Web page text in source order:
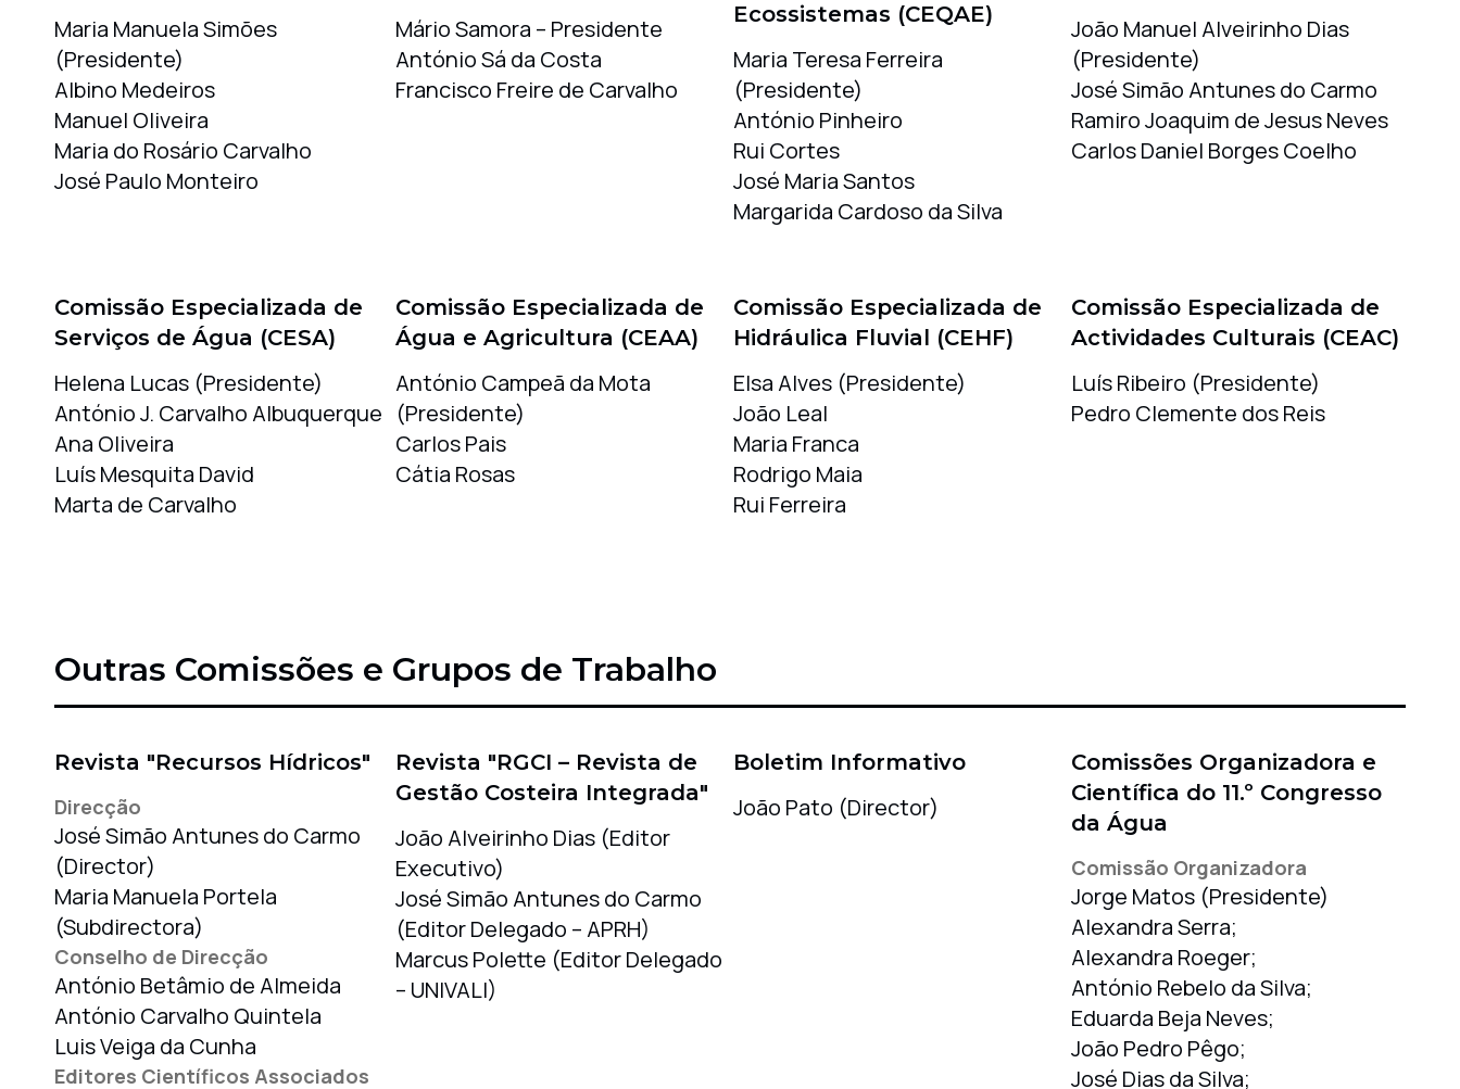
Maria Manuela Simões
(Presidente)
Albino Medeiros
Manuel Oliveira
Maria do Rosário Carvalho
José Paulo Monteiro
Mário Samora – Presidente
António Sá da Costa
Francisco Freire de Carvalho
Ecossistemas (CEQAE)
Maria Teresa Ferreira
(Presidente)
António Pinheiro
Rui Cortes
José Maria Santos
Margarida Cardoso da Silva
João Manuel Alveirinho Dias
(Presidente)
José Simão Antunes do Carmo
Ramiro Joaquim de Jesus Neves
Carlos Daniel Borges Coelho
Comissão Especializada de
Serviços de Água (CESA)
Helena Lucas (Presidente)
António J. Carvalho Albuquerque
Ana Oliveira
Luís Mesquita David
Marta de Carvalho
Comissão Especializada de
Água e Agricultura (CEAA)
António Campeã da Mota
(Presidente)
Carlos Pais
Cátia Rosas
Comissão Especializada de
Hidráulica Fluvial (CEHF)
Elsa Alves (Presidente)
João Leal
Maria Franca
Rodrigo Maia
Rui Ferreira
Comissão Especializada de
Actividades Culturais (CEAC)
Luís Ribeiro (Presidente)
Pedro Clemente dos Reis
Outras Comissões e Grupos de Trabalho
Revista "Recursos Hídricos"
Direcção
José Simão Antunes do Carmo
(Director)
Maria Manuela Portela
(Subdirectora)
Conselho de Direcção
António Betâmio de Almeida
António Carvalho Quintela
Luis Veiga da Cunha
Editores Científicos Associados
Revista "RGCI – Revista de
Gestão Costeira Integrada"
João Alveirinho Dias (Editor
Executivo)
José Simão Antunes do Carmo
(Editor Delegado – APRH)
Marcus Polette (Editor Delegado
– UNIVALI)
Boletim Informativo
João Pato (Director)
Comissões Organizadora e
Científica do 11.º Congresso
da Água
Comissão Organizadora
Jorge Matos (Presidente)
Alexandra Serra;
Alexandra Roeger;
António Rebelo da Silva;
Eduarda Beja Neves;
João Pedro Pêgo;
José Dias da Silva;